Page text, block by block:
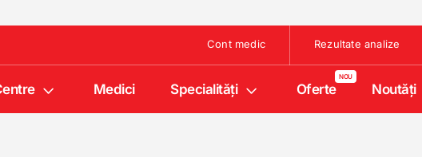
Cont medic Rezultate analize
Medici Specialități Oferte Noutăţi